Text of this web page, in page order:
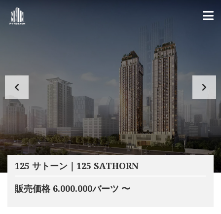
125 サトーン｜125 SATHORN
販売価格 6.000.000バーツ 〜